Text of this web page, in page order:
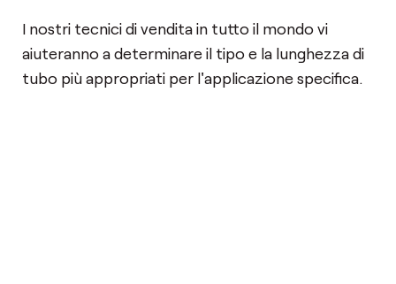
I nostri tecnici di vendita in tutto il mondo vi
aiuteranno a determinare il tipo e la lunghezza di
tubo più appropriati per l'applicazione specifica.